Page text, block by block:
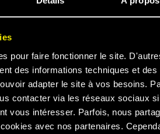
pour faire fonctionner le site.
des informations techniques et
adapter le site à vos besoins.
contacter via les réseaux sociaux
vous intéresser. Parfois, nous
avec nos partenaires.